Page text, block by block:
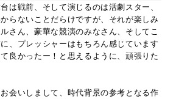
は戦前、そして演じるのは活劇スター、
らないことだらけですが、それが楽しみ
さん、豪華な競演のみなさん、そしてこ
、プレッシャーはもちろん感じています
良かったー！と思えるように、頑張りた
会いしまして、時代背景の参考となる作